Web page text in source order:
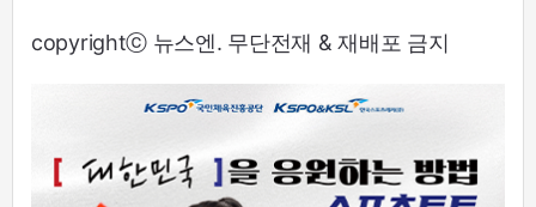
copyrightⓒ 뉴스엔. 무단전재 & 재배포 금지